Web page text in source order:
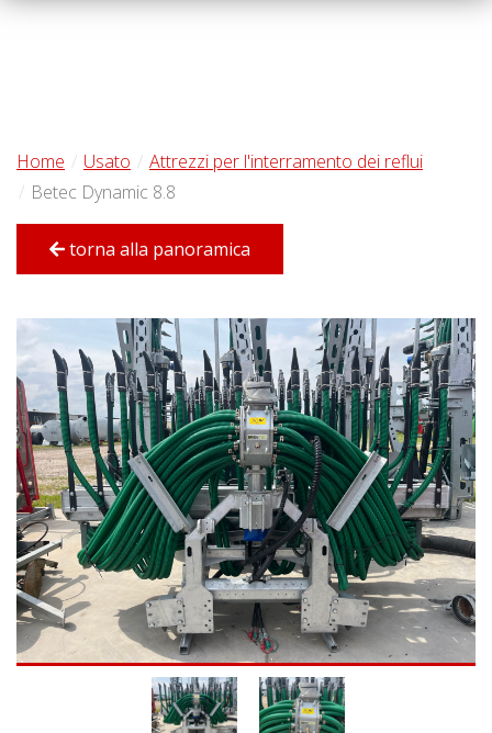
Home Usato
Attrezzi per l'interramento dei reflui
Betec Dynamic 8.8
torna alla panoramica